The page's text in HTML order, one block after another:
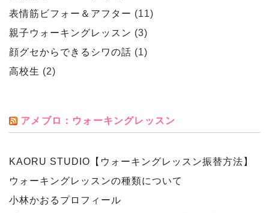
表情筋ビフォー＆アフター (11)
親子ウォーキングレッスン (3)
顔グセからできるシワの話 (1)
高校生 (2)
アメブロ：ウォーキングレッスン
KAORU STUDIO【ウォーキングレッスン振替方法】
ウォーキングレッスンの種類について
小林かおるプロフィール